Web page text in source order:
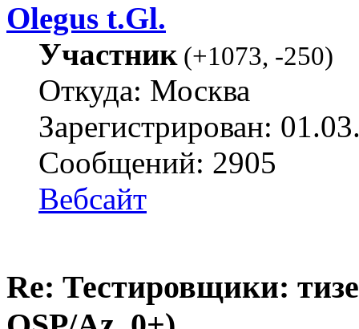
Olegus t.Gl.
Участник(+1073, -250)
Откуда: Москва
Зарегистрирован:
Сообщений: 2905
Вебсайт
Re: Тестировщики: